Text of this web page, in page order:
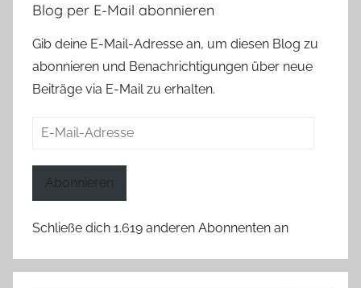
Blog per E-Mail abonnieren
Gib deine E-Mail-Adresse an, um diesen Blog zu
abonnieren und Benachrichtigungen über neue
Beiträge via E-Mail zu erhalten.
E-
Abonnieren
Schließe dich 1.619 anderen Abonnenten an